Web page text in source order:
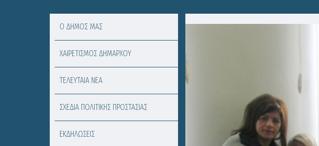
Ο ΔΗΜΟΣ ΜΑΣ
ΧΑΙΡΕΤΙΣΜΟΣ ΔΗΜΑΡΧΟΥ
ΤΕΛΕΥΤΑΙΑ ΝΕΑ
ΣΧΕΔΙΑ ΠΟΛΙΤΙΚΗΣ ΠΡΟΣΤΑΣΙΑΣ
ΕΚΔΗΛΩΣΕΙΣ